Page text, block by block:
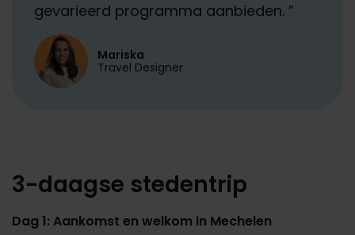
gevarieerd programma aanbieden. ”
Mariska
Travel Designer
3-daagse stedentrip
Dag 1: Aankomst en welkom in Mechelen